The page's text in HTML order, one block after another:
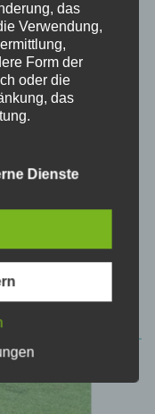
das
Verwendung,
Form der
oder die
das
ist die
Daten,
verwendet
Aspekte,
Person
um
Dienste